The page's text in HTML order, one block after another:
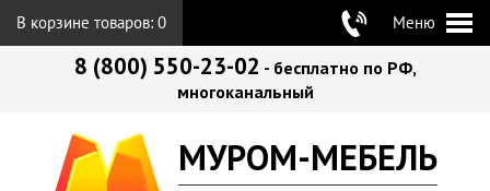
В корзине товаров: 0 Меню
8 (800) 550-23-02 - бесплатно по РФ,
многоканальный
МУРОМ-МЕБЕЛЬ